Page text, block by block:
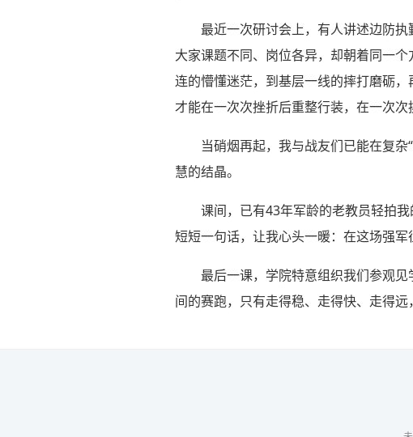
最近一次研讨会上，有人讲述边防
大家课题不同、岗位各异，却朝着同一
连的懵懂迷茫，到基层一线的摔打磨砺
才能在一次次挫折后重整行装，在一次次
当硝烟再起，我与战友们已能在复
慧的结晶。
课间，已有43年军龄的老教员轻拍
短短一句话，让我心头一暖：在这场强军
最后一课，学院特意组织我们参观
间的赛跑，只有走得稳、走得快、走得远